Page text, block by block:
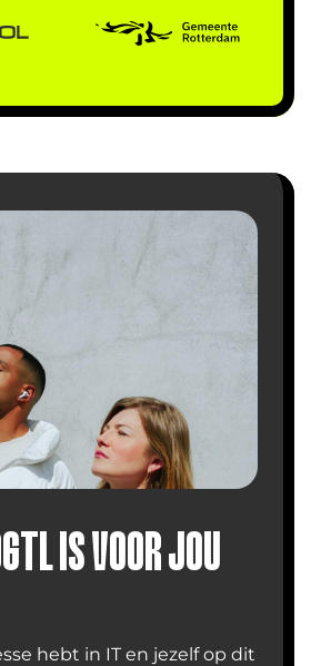
IS VOOR JOU
hebt in IT en jezelf op dit